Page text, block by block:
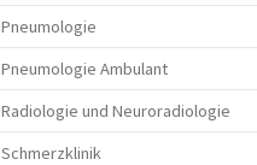
Pneumologie
Pneumologie Ambulant
Radiologie und Neuroradiologie
Schmerzklinik